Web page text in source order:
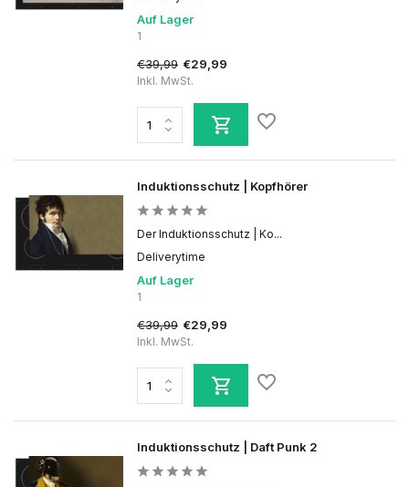
Auf Lager
1
€39,99 €29,99
Inkl. MwSt.
Induktionsschutz | Kopfhörer
Der Induktionsschutz | Ko...
Deliverytime
Auf Lager
1
€39,99 €29,99
Inkl. MwSt.
Induktionsschutz | Daft Punk 2